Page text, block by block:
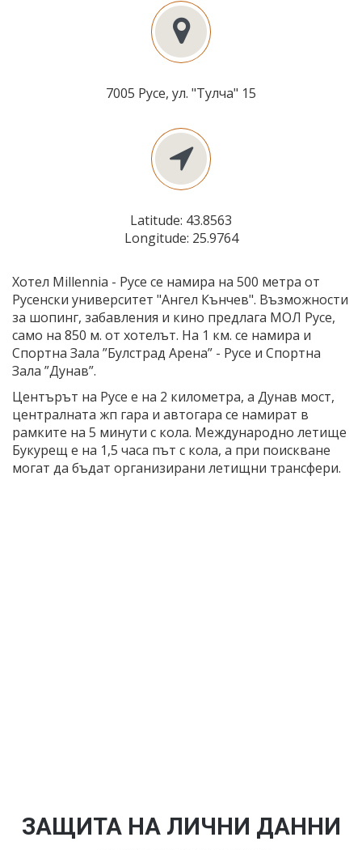
7005 Русе, ул. "Тулча" 15
Latitude: 43.8563
Longitude: 25.9764
Хотел Millennia - Русе се намира на 500 метра от
Русенски университет "Ангел Кънчев". Възможности
за шопинг, забавления и кино предлага МОЛ Русе,
само на 850 м. от хотелът. На 1 км. се намира и
Спортна Зала ”Булстрад Арена” - Русе и Спортна
Зала ”Дунав”.
Центърът на Русе е на 2 километра, а Дунав мост,
централната жп гара и автогара се намират в
рамките на 5 минути с кола. Международно летище
Букурещ е на 1,5 часа път с кола, а при поискване
могат да бъдат организирани летищни трансфери.
ЗАЩИТА НА ЛИЧНИ ДАННИ